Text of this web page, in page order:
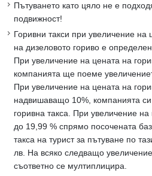
Пътуването като цяло не е
подвижност!
Горивни такси при увеличение на
на дизеловото гориво е
При увеличение на цената на
компанията ще поеме
При увеличение на цената на
надвишаващо 10%, компанията
горивна такса. При увеличение
до 19,99 % спрямо посочената
такса на турист за пътуване по
лв. На всяко следващо
съответно се мултиплицира.